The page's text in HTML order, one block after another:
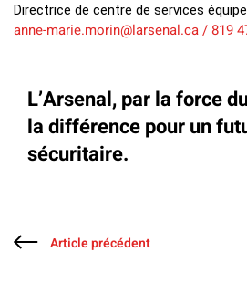
Directrice de centre de services
anne-marie.morin@larsenal.ca/819
L’Arsenal, par la force
la différence pour un
sécuritaire.
Article précédent